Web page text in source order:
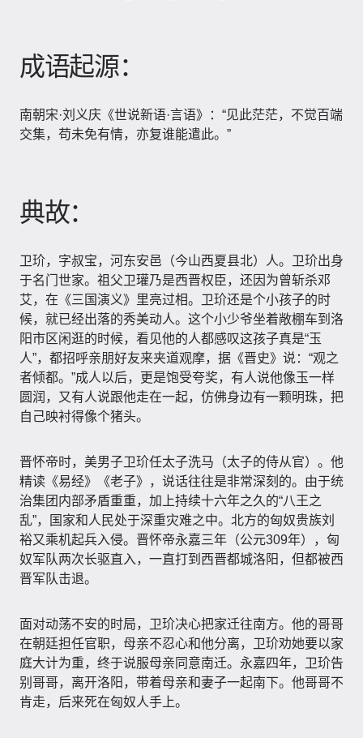
成语起源：
南朝宋·刘义庆《世说新语·言语》：“见此茫茫，不觉百端
交集，苟未免有情，亦复谁能遣此。”
典故：
卫玠，字叔宝，河东安邑（今山西夏县北）人。卫玠出身
于名门世家。祖父卫瓘乃是西晋权臣，还因为曾斩杀邓
艾，在《三国演义》里亮过相。卫玠还是个小孩子的时
候，就已经出落的秀美动人。这个小少爷坐着敞棚车到洛
阳市区闲逛的时候，看见他的人都感叹这孩子真是“玉
人”，都招呼亲朋好友来夹道观摩，据《晋史》说：“观之
者倾都。”成人以后，更是饱受夸奖，有人说他像玉一样
圆润，又有人说跟他走在一起，仿佛身边有一颗明珠，把
自己映衬得像个猪头。
晋怀帝时，美男子卫玠任太子洗马（太子的侍从官）。他
精读《易经》《老子》，说话往往是非常深刻的。由于统
治集团内部矛盾重重，加上持续十六年之久的“八王之
乱”，国家和人民处于深重灾难之中。北方的匈奴贵族刘
裕又乘机起兵入侵。晋怀帝永嘉三年（公元309年），匈
奴军队两次长驱直入，一直打到西晋都城洛阳，但都被西
晋军队击退。
面对动荡不安的时局，卫玠决心把家迁往南方。他的哥哥
在朝廷担任官职，母亲不忍心和他分离，卫玠劝她要以家
庭大计为重，终于说服母亲同意南迁。永嘉四年，卫玠告
别哥哥，离开洛阳，带着母亲和妻子一起南下。他哥哥不
肯走，后来死在匈奴人手上。